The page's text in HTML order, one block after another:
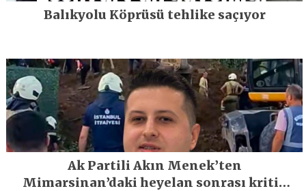
Balıkyolu Köprüsü tehlike saçıyor
Ak Partili Akın Menek’ten
Mimarsinan’daki heyelan sonrası kritik